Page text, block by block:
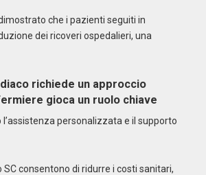
che i pazienti seguiti in
dei ricoveri ospedalieri, una
richiede un approccio
gioca un ruolo chiave
personalizzata e il supporto
consentono di ridurre i costi sanitari,